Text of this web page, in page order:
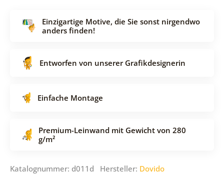
Einzigartige Motive, die Sie sonst nirgendwo
anders finden!
Entworfen von unserer Grafikdesignerin
Einfache Montage
Premium-Leinwand mit Gewicht von 280
g/m²
Katalognummer: d011d Hersteller: Dovido